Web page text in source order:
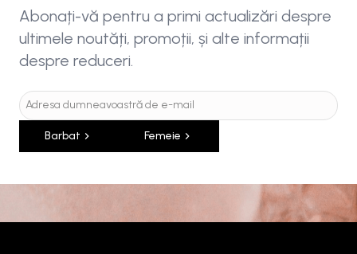
Abonați-vă pentru a primi actualizări despre
ultimele noutăți, promoții, și alte informații
despre reduceri.
Barbat Femeie